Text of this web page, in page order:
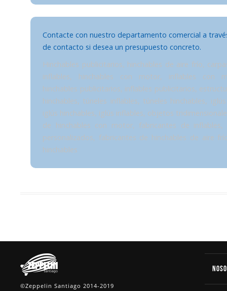
Contacte con nuestro departamento comercial a
de contacto si desea un presupuesto concreto.
Hinchables publicitarios, hinchables de aire frío,
inflables, hinchables con motor, inflables con
hinchables publicitarios, inflables publicitarios,
hinchables, túneles inflables, túneles hinchables,
iglús hinchables, iglús inflables, objetos
de hinchables con motor, fabricantes de inflables,
personalizados, fabricantes de hinchables de aire
hinchables
©Zeppelin Santiago 2014-2019